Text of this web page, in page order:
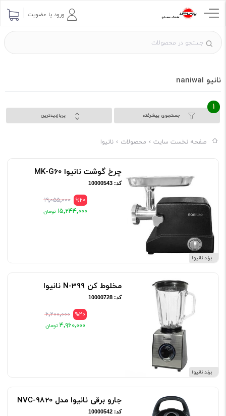
ورود یا عضویت
نانیو اnaniwa
جستجوی پیشرفته
1
پربازدیدترین
صفحه نخست سایت محصولات نانیوا
برند نانیوا
چرخ گوشت نانیوا MK-G60
کد: 10000543
%20 ۱۹٬۰۵۵٬۰۰۰
۱۵٬۲۴۴٬۰۰۰
برند نانیوا
مخلوط کن N-399 نانیوا
کد: 10000728
%20 ۶٬۲۰۰٬۰۰۰
۴٬۹۶۰٬۰۰۰
جارو برقی نانیوا مدل NVC-9820
کد: 10000542